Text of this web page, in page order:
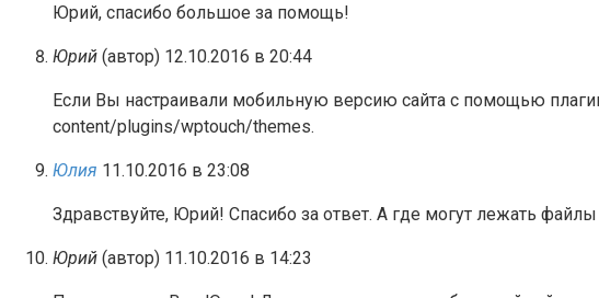
Юрий, спасибо большое за помощь!
Юрий (автор) 12.10.2016 в 20:44
Если Вы настраивали мобильную версию сайта с помощью
content/plugins/wptouch/themes.
Юлия 11.10.2016 в 23:08
Здравствуйте, Юрий! Спасибо за ответ. А где могут лежать
Юрий (автор) 11.10.2016 в 14:23